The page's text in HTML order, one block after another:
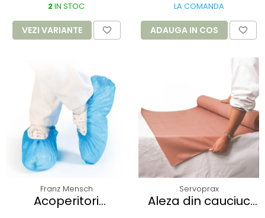
2IN STOC
VEZI VARIANTE
LA COMANDA
ADAUGA IN COS
Franz Mensch
Acoperitori
Servoprax
Aleza din cauciuc